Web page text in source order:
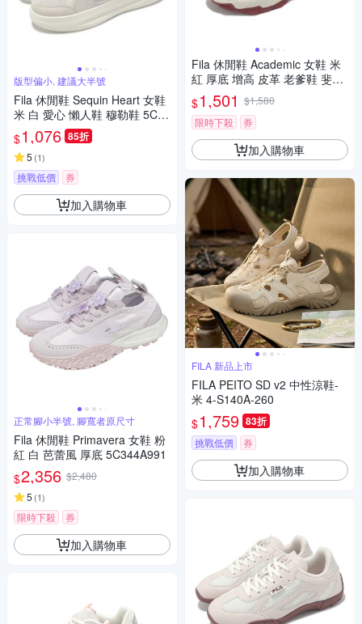
版型偏小, 建議大半號
Fila 休閒鞋 Sequin Heart 女鞋
米 白 愛心 懶人鞋 穆勒鞋 5C94
6Z111
$1,076 85折
5 (1)
挑戰低價 券
加入購物車
正常腳小半號, 腳寬者原尺寸
Fila 休閒鞋 Primavera 女鞋 粉
紅 白 芭蕾風 厚底 5C344A991
$2,356 $2,480
5 (1)
限時下殺 券
加入購物車
Fila 休閒鞋 Academic 女鞋 米
紅 厚底 增高 皮革 老爹鞋 斐樂
5J939Y122
$1,501 $1,580
限時下殺
券
加入購物車
FILA 新品上市
FILA PEITO SD v2 中性涼鞋-
米 4-S140A-260
$1,759 83折
挑戰低價 券
加入購物車